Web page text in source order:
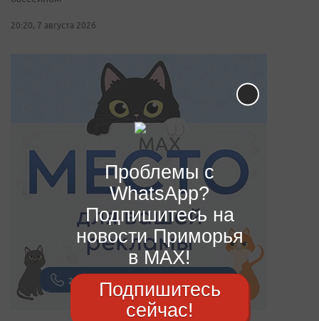
20:20, 7 августа 2026
Проблемы с
WhatsApp?
Подпишитесь на
новости Приморья
в MAX!
Подпишитесь
сейчас!